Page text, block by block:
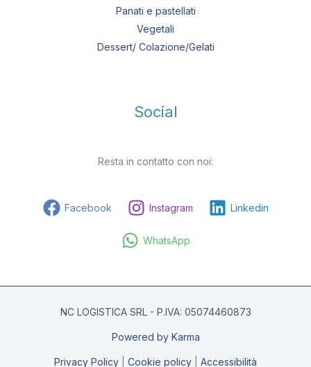
Panati e pastellati
Vegetali
Dessert/ Colazione/Gelati
Social
Resta in contatto con noi:
Facebook Instagram Linkedin
WhatsApp
NC LOGISTICA SRL - P.IVA: 05074460873
Powered by Karma
Privacy Policy Cookie policy Accessibilità